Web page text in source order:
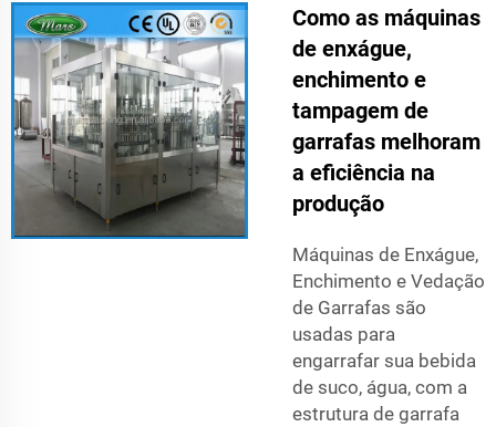
Como as máquinas
de enxágue,
enchimento e
tampagem de
garrafas melhoram
a eficiência na
produção
Máquinas de Enxágue,
Enchimento e Vedação
de Garrafas são
usadas para
engarrafar sua bebida
de suco, água, com a
estrutura de garrafa